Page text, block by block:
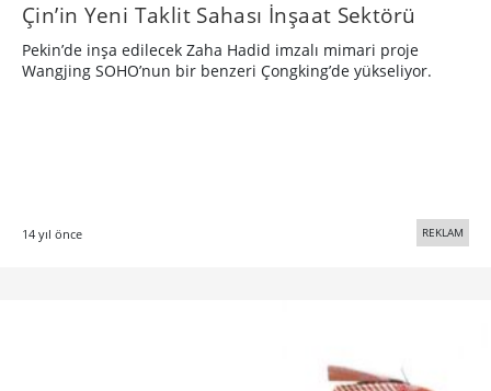
Çin’in Yeni Taklit Sahası İnşaat Sektörü
Pekin’de inşa edilecek Zaha Hadid imzalı mimari proje
Wangjing SOHO’nun bir benzeri Çongking’de yükseliyor.
14 yıl önce REKLAM